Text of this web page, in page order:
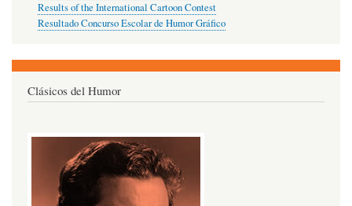
Results of the International Cartoon Contest
Resultado Concurso Escolar de Humor Gráfico
Clásicos del Humor